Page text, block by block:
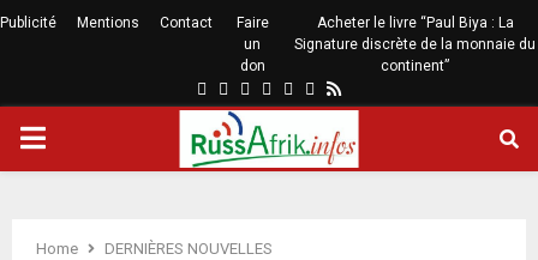
Publicité Mentions Contact
Faire
un
don
Acheter le livre “Paul Biya : La
Signature discrète de la monnaie du
continent”
Home
DERNIÈRES NOUVELLES